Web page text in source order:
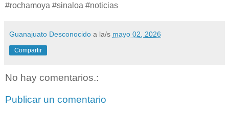
#rochamoya #sinaloa #noticias
Guanajuato Desconocido a la/s mayo 02, 2026
Compartir
No hay comentarios.:
Publicar un comentario